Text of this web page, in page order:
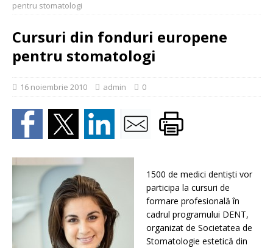
pentru stomatologi
Cursuri din fonduri europene
pentru stomatologi
16 noiembrie 2010 admin 0
1500 de medici dentişti vor
participa la cursuri de
formare profesională în
cadrul programului DENT,
organizat de Societatea de
Stomatologie estetică din